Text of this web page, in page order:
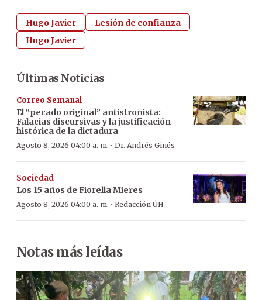
Hugo Javier
Lesión de confianza
Hugo Javier
Últimas Noticias
Correo Semanal
El “pecado original” antistronista:
Falacias discursivas y la justificación
histórica de la dictadura
Agosto 8, 2026 04:00 a. m. · Dr. Andrés Ginés
Sociedad
Los 15 años de Fiorella Mieres
Agosto 8, 2026 04:00 a. m. · Redacción ÚH
Notas más leídas